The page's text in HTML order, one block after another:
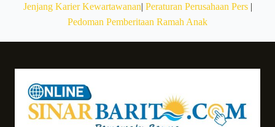
Jenjang Karier Kewartawanan| Peraturan Perusahaan Pers|
Pedoman Pemberitaan Ramah Anak